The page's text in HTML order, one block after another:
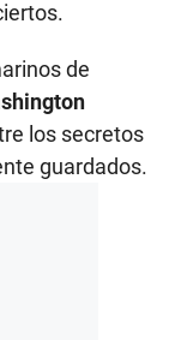
de
los secretos
guardados.